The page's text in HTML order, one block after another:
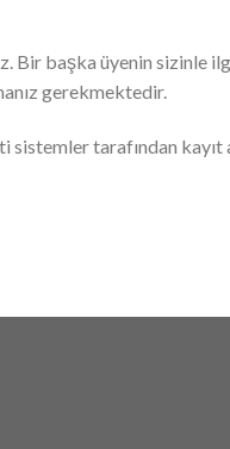
Bir başka üyenin sizinle
gerekmektedir.
tarafından kayıt